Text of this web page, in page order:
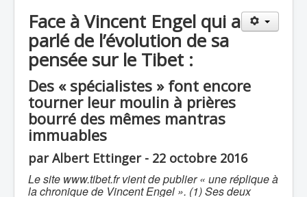
Face à Vincent Engel qui a
parlé de l’évolution de sa
pensée sur le Tibet :
Des « spécialistes » font encore
tourner leur moulin à prières
bourré des mêmes mantras
immuables
par Albert Ettinger - 22 octobre 2016
Le site www.tibet.fr vient de publier « une réplique à
la chronique de Vincent Engel ». (1) Ses deux